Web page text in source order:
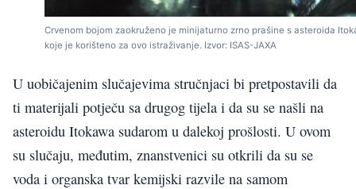
Crvenom bojom zaokruženo je minijaturno zrno prašine s asteroida
koje je korišteno za ovo istraživanje. Izvor: ISAS-JAXA
U uobičajenim slučajevima stručnjaci bi pretpostavili da
ti materijali potječu sa drugog tijela i da su se našli na
asteroidu Itokawa sudarom u dalekoj prošlosti. U ovom
su slučaju, međutim, znanstvenici su otkrili da su se
voda i organska tvar kemijski razvile na samom